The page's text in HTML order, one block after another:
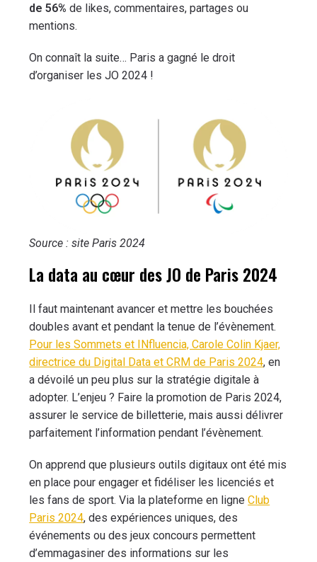
de 56% de likes, commentaires, partages ou
mentions.
On connaît la suite… Paris a gagné le droit
d’organiser les JO 2024 !
Source : site Paris 2024
La data au cœur des JO de Paris 2024
Il faut maintenant avancer et mettre les bouchées
doubles avant et pendant la tenue de l’évènement.
Pour les Sommets et INfluencia, Carole Colin Kjaer,
directrice du Digital Data et CRM de Paris 2024, en
a dévoilé un peu plus sur la stratégie digitale à
adopter. L’enjeu ? Faire la promotion de Paris 2024,
assurer le service de billetterie, mais aussi délivrer
parfaitement l’information pendant l’évènement.
On apprend que plusieurs outils digitaux ont été mis
en place pour engager et fidéliser les licenciés et
les fans de sport. Via la plateforme en ligneClub
Paris 2024, des expériences uniques, des
événements ou des jeux concours permettent
d’emmagasiner des informations sur les